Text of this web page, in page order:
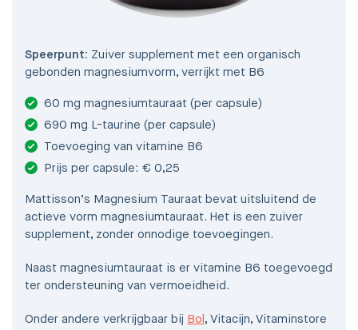
Speerpunt: Zuiver supplement met een organisch
gebonden magnesiumvorm, verrijkt met B6
60 mg magnesiumtauraat (per capsule)
690 mg L-taurine (per capsule)
Toevoeging van vitamine B6
Prijs per capsule: € 0,25
Mattisson’s Magnesium Tauraat bevat uitsluitend de
actieve vorm magnesiumtauraat. Het is een zuiver
supplement, zonder onnodige toevoegingen.
Naast magnesiumtauraat is er vitamine B6 toegevoegd
ter ondersteuning van vermoeidheid.
Onder andere verkrijgbaar bij Bol , Vitacijn, Vitaminstore